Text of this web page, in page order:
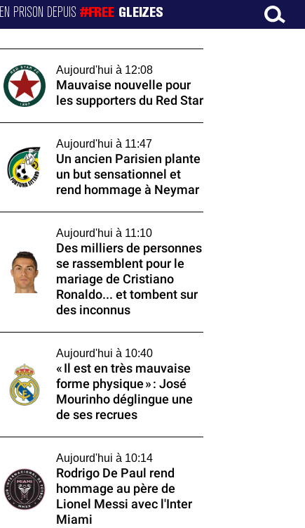
EN PRISON DEPUIS#FREE GLEIZES
Aujourd'hui à 12:08
Mauvaise nouvelle pour
les supporters du Red Star
Aujourd'hui à 11:47
Un ancien Parisien plante
un but sensationnel et
rend hommage à Neymar
Aujourd'hui à 11:10
Des milliers de personnes
se rassemblent pour le
mariage de Cristiano
Ronaldo... et tombent sur
des inconnus
Aujourd'hui à 10:40
« Il est en très mauvaise
forme physique » : José
Mourinho déglingue une
de ses recrues
Aujourd'hui à 10:14
Rodrigo De Paul rend
hommage au père de
Lionel Messi avec l'Inter
Miami